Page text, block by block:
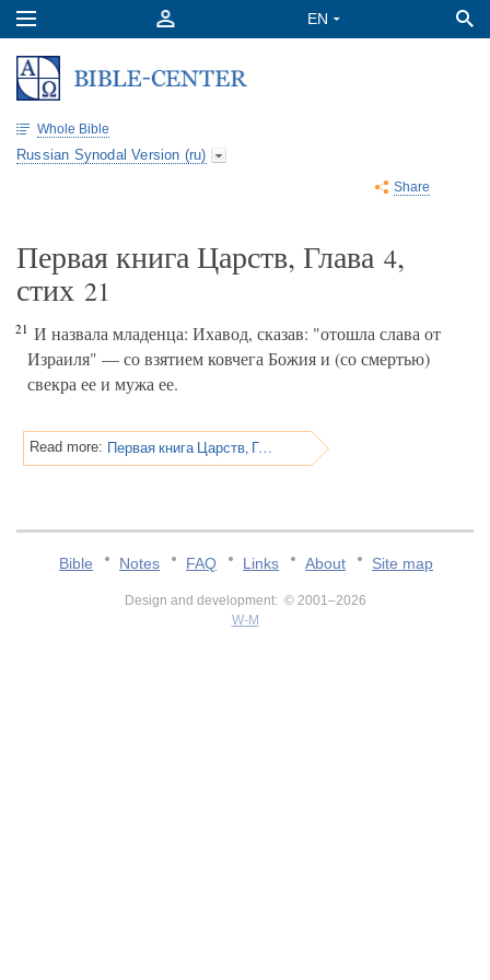
Whole Bible
Russian Synodal Version (ru)
Share
Первая книга Царств, Глава 4,
стих 21
21 И назвала младенца: Ихавод, сказав: "отошла слава от
Израиля" — со взятием ковчега Божия и (со смертью)
свекра ее и мужа ее.
Read more: Первая книга Царств, Глава 4
Bible Notes FAQ Links About Site map
Design and development: © 2001–2026
W-M